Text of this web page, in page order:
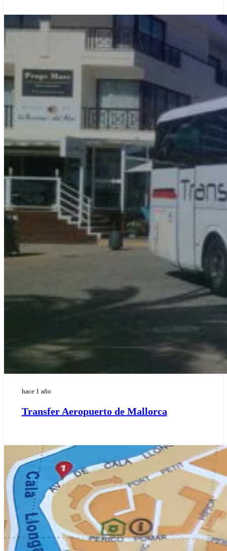
hace 1 año
Transfer Aeropuerto de Mallorca